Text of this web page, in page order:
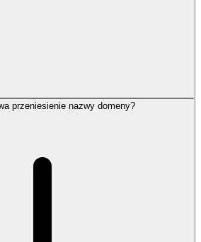
przeniesienie nazwy domeny?